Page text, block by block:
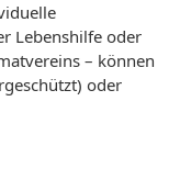
Lebenshilfe oder
– können
oder